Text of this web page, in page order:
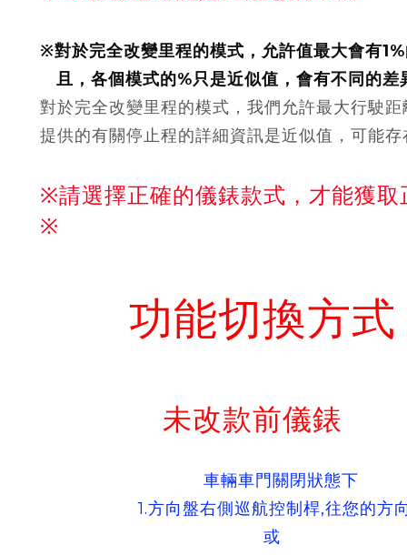
※對於完全改變里程的模式，允許值最大會有
且，各個模式的%只是近似值，會有不同的
對於完全改變里程的模式，我們允許最大行駛距
提供的有關停止程的詳細資訊是近似值，可能
※請選擇正確的儀錶款式，才能獲取
※
功能切換方式
未改款前儀錶
車輛車門關閉狀態下
1.方向盤右側巡航控制桿,往您的方向
或